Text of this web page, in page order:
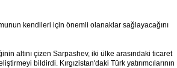
kendileri için önemli olanaklar sağlayacağını
altını çizen Sarpashev, iki ülke arasındaki ticaret
bildirdi. Kırgızistan'daki Türk yatırımcılarının